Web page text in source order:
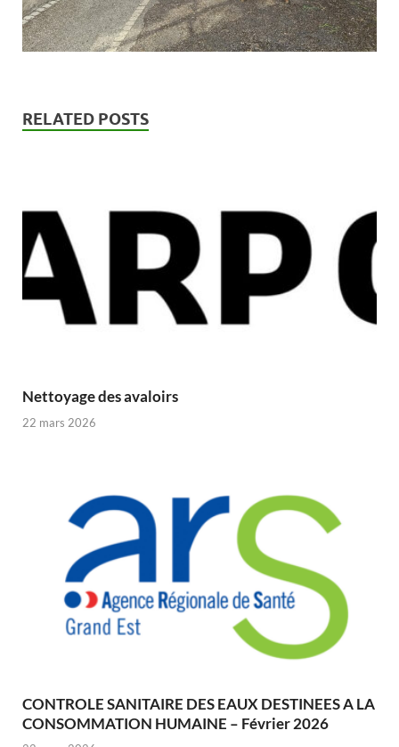
RELATED POSTS
Nettoyage des avaloirs
22 mars 2026
CONTROLE SANITAIRE DES EAUX DESTINEES A LA
CONSOMMATION HUMAINE – Février 2026